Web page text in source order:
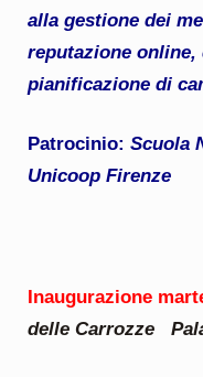
alla gestione dei
reputazione online,
pianificazione di
Patrocinio: Scuola
Unicoop Firenze
Inaugurazione
delle Carrozze